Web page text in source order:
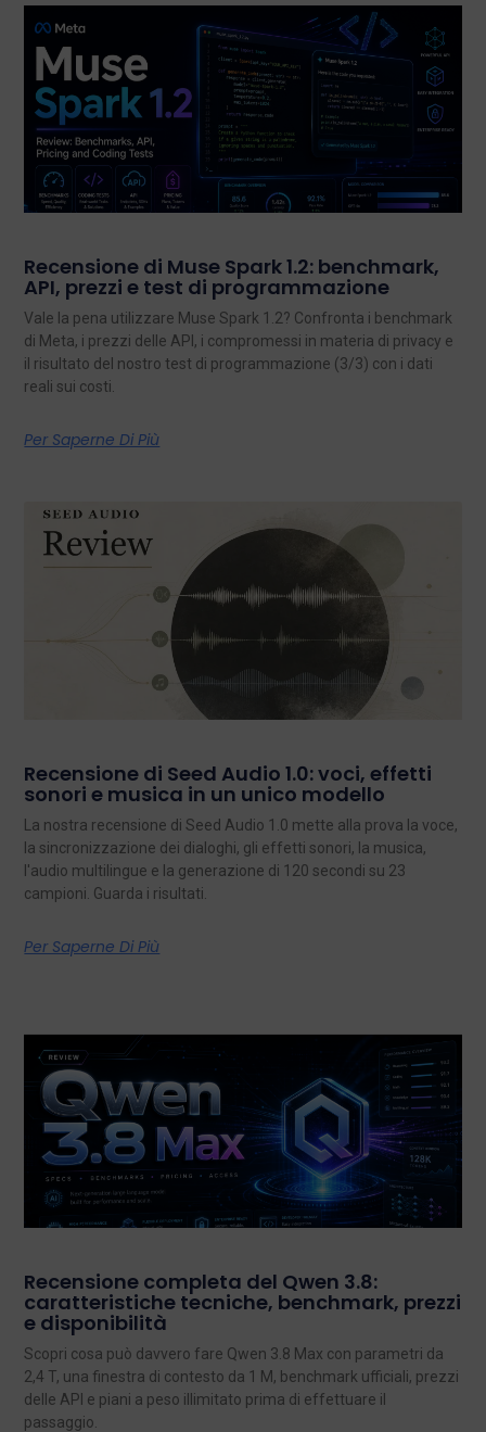
Recensione di Muse Spark 1.2: benchmark,
API, prezzi e test di programmazione
Vale la pena utilizzare Muse Spark 1.2? Confronta i benchmark
di Meta, i prezzi delle API, i compromessi in materia di privacy e
il risultato del nostro test di programmazione (3/3) con i dati
reali sui costi.
Per Saperne Di Più
Recensione di Seed Audio 1.0: voci, effetti
sonori e musica in un unico modello
La nostra recensione di Seed Audio 1.0 mette alla prova la voce,
la sincronizzazione dei dialoghi, gli effetti sonori, la musica,
l'audio multilingue e la generazione di 120 secondi su 23
campioni. Guarda i risultati.
Per Saperne Di Più
Recensione completa del Qwen 3.8:
caratteristiche tecniche, benchmark, prezzi
e disponibilità
Scopri cosa può davvero fare Qwen 3.8 Max con parametri da
2,4 T, una finestra di contesto da 1 M, benchmark ufficiali, prezzi
delle API e piani a peso illimitato prima di effettuare il
passaggio.